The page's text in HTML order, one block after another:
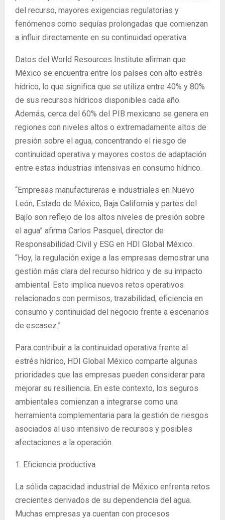
del recurso, mayores exigencias regulatorias y
fenómenos como sequías prolongadas que comienzan
a influir directamente en su continuidad operativa.
Datos del World Resources Institute afirman que
México se encuentra entre los países con alto estrés
hídrico, lo que significa que se utiliza entre 40% y 80%
de sus recursos hídricos disponibles cada año.
Además, cerca del 60% del PIB mexicano se genera en
regiones con niveles altos o extremadamente altos de
presión sobre el agua, concentrando el riesgo de
continuidad operativa y mayores costos de adaptación
entre estas industrias intensivas en consumo hídrico.
“Empresas manufactureras e industriales en Nuevo
León, Estado de México, Baja California y partes del
Bajío son reflejo de los altos niveles de presión sobre
el agua” afirma Carlos Pasquel, director de
Responsabilidad Civil y ESG en HDI Global México.
“Hoy, la regulación exige a las empresas demostrar una
gestión más clara del recurso hídrico y de su impacto
ambiental. Esto implica nuevos retos operativos
relacionados con permisos, trazabilidad, eficiencia en
consumo y continuidad del negocio frente a escenarios
de escasez.”
Para contribuir a la continuidad operativa frente al
estrés hídrico, HDI Global México comparte algunas
prioridades que las empresas pueden considerar para
mejorar su resiliencia. En este contexto, los seguros
ambientales comienzan a integrarse como una
herramienta complementaria para la gestión de riesgos
asociados al uso intensivo de recursos y posibles
afectaciones a la operación.
1. Eficiencia productiva
La sólida capacidad industrial de México enfrenta retos
crecientes derivados de su dependencia del agua.
Muchas empresas ya cuentan con procesos